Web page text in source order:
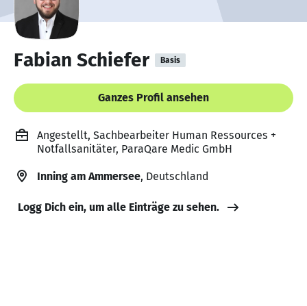
Fabian Schiefer Basis
Ganzes Profil ansehen
Angestellt, Sachbearbeiter Human Ressources +
Notfallsanitäter, ParaQare Medic GmbH
Inning am Ammersee, Deutschland
Logg Dich ein, um alle Einträge zu sehen.